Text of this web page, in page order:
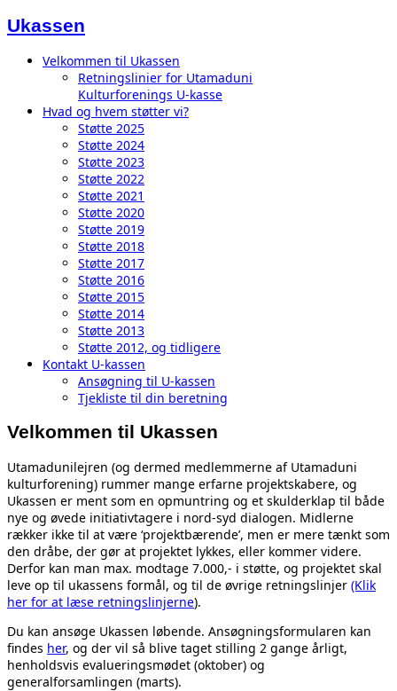
Ukassen
Velkommen til Ukassen
Retningslinier for Utamaduni
Kulturforenings U-kasse
Hvad og hvem støtter vi?
Støtte 2025
Støtte 2024
Støtte 2023
Støtte 2022
Støtte 2021
Støtte 2020
Støtte 2019
Støtte 2018
Støtte 2017
Støtte 2016
Støtte 2015
Støtte 2014
Støtte 2013
Støtte 2012, og tidligere
Kontakt U-kassen
Ansøgning til U-kassen
Tjekliste til din beretning
Velkommen til Ukassen
Utamadunilejren (og dermed medlemmerne af Utamaduni
kulturforening) rummer mange erfarne projektskabere, og
Ukassen er ment som en opmuntring og et skulderklap til både
nye og øvede initiativtagere i nord-syd dialogen. Midlerne
rækker ikke til at være ‘projektbærende’, men er mere tænkt som
den dråbe, der gør at projektet lykkes, eller kommer videre.
Derfor kan man max. modtage 7.000,- i støtte, og projektet skal
leve op til ukassens formål, og til de øvrige retningslinjer (Klik
her for at læse retningslinjerne).
Du kan ansøge Ukassen løbende. Ansøgningsformularen kan
findes her, og der vil så blive taget stilling 2 gange årligt,
henholdsvis evalueringsmødet (oktober) og
generalforsamlingen (marts).